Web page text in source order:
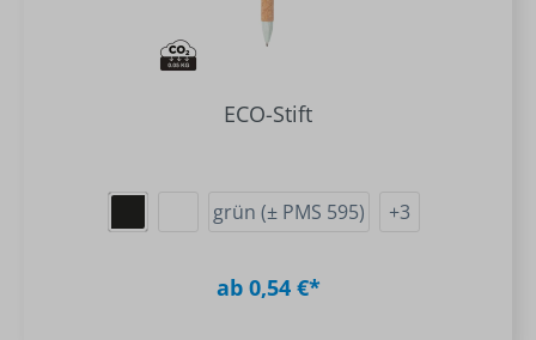
ECO-Stift
grün (± PMS 595) +3
ab 0,54 €*